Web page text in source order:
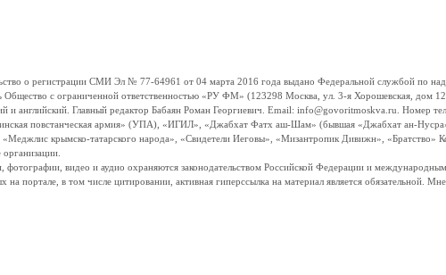
о регистрации СМИ Эл № 77-64961 от 04 марта 2016 года выдано Федеральной службой по
с ограниченной ответственностью «РУ ФМ» (123298 Москва, ул. 3-я Хорошевская, дом
английский. Главный редактор Бабаян Роман Георгиевич. Email: info@govoritmoskva.ru. Номер
повстанческая армия» (УПА), «ИГИЛ», «Джабхат Фатх аш-Шам» (бывшая «Джабхат ан-
крымско-татарского народа», «Свидетели Иеговы», «Мизантропик Дивижн», «Братство»
видео и аудио охраняются законодательством Российской Федерации и
портале, в том числе цитировании, активная гиперссылка на материал является обязательной.